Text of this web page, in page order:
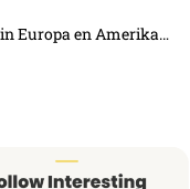
Europa en Amerika…